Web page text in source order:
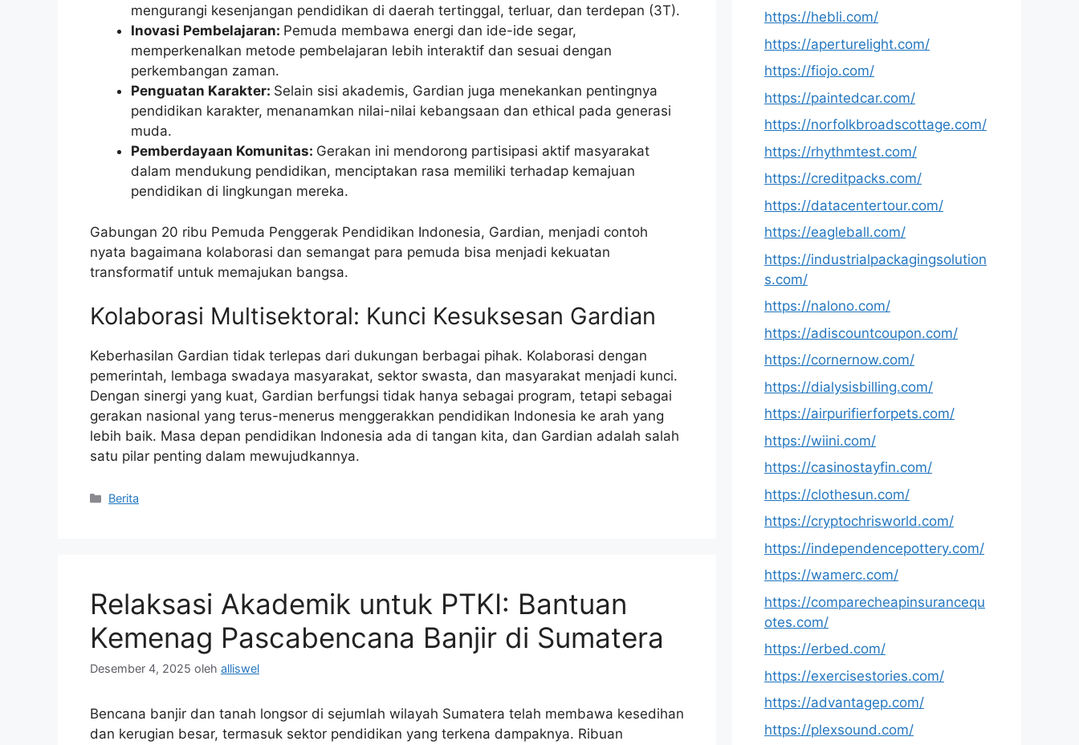
mengurangi kesenjangan pendidikan di daerah tertinggal, terluar, dan terdepan (3T).
Inovasi Pembelajaran: Pemuda membawa energi dan ide-ide segar,
memperkenalkan metode pembelajaran lebih interaktif dan sesuai dengan
perkembangan zaman.
Penguatan Karakter: Selain sisi akademis, Gardian juga menekankan pentingnya
pendidikan karakter, menanamkan nilai-nilai kebangsaan dan ethical pada generasi
muda.
Pemberdayaan Komunitas: Gerakan ini mendorong partisipasi aktif masyarakat
dalam mendukung pendidikan, menciptakan rasa memiliki terhadap kemajuan
pendidikan di lingkungan mereka.
Gabungan 20 ribu Pemuda Penggerak Pendidikan Indonesia, Gardian, menjadi contoh
nyata bagaimana kolaborasi dan semangat para pemuda bisa menjadi kekuatan
transformatif untuk memajukan bangsa.
Kolaborasi Multisektoral: Kunci Kesuksesan Gardian
Keberhasilan Gardian tidak terlepas dari dukungan berbagai pihak. Kolaborasi dengan
pemerintah, lembaga swadaya masyarakat, sektor swasta, dan masyarakat menjadi kunci.
Dengan sinergi yang kuat, Gardian berfungsi tidak hanya sebagai program, tetapi sebagai
gerakan nasional yang terus-menerus menggerakkan pendidikan Indonesia ke arah yang
lebih baik. Masa depan pendidikan Indonesia ada di tangan kita, dan Gardian adalah salah
satu pilar penting dalam mewujudkannya.
Kategori
Berita
Relaksasi Akademik untuk PTKI: Bantuan
Kemenag Pascabencana Banjir di Sumatera
Desember 4, 2025 oleh alliswel
Bencana banjir dan tanah longsor di sejumlah wilayah Sumatera telah membawa kesedihan
dan kerugian besar, termasuk sektor pendidikan yang terkena dampaknya. Ribuan
https://hebli.com/
https://aperturelight.com/
https://fiojo.com/
https://paintedcar.com/
https://norfolkbroadscottage.com/
https://rhythmtest.com/
https://creditpacks.com/
https://datacentertour.com/
https://eagleball.com/
https://industrialpackagingsolution
s.com/
https://nalono.com/
https://adiscountcoupon.com/
https://cornernow.com/
https://dialysisbilling.com/
https://airpurifierforpets.com/
https://wiini.com/
https://casinostayfin.com/
https://clothesun.com/
https://cryptochrisworld.com/
https://independencepottery.com/
https://wamerc.com/
https://comparecheapinsurancequ
otes.com/
https://erbed.com/
https://exercisestories.com/
https://advantagep.com/
https://plexsound.com/